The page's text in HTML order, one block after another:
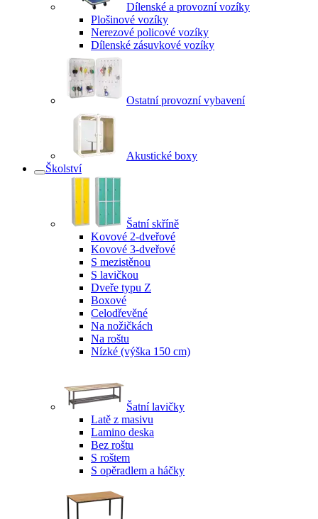
Dílenské a provozní vozíky
Plošinové vozíky
Nerezové policové vozíky
Dílenské zásuvkové vozíky
Ostatní provozní vybavení
Akustické boxy
Školství
Šatní skříně
Kovové 2-dveřové
Kovové 3-dveřové
S mezistěnou
S lavičkou
Dveře typu Z
Boxové
Celodřevěné
Na nožičkách
Na roštu
Nízké (výška 150 cm)
Šatní lavičky
Latě z masivu
Lamino deska
Bez roštu
S roštem
S opěradlem a háčky